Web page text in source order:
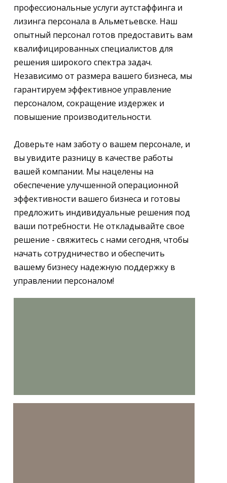
профессиональные услуги аутстаффинга и
лизинга персонала в Альметьевске. Наш
опытный персонал готов предоставить вам
квалифицированных специалистов для
решения широкого спектра задач.
Независимо от размера вашего бизнеса, мы
гарантируем эффективное управление
персоналом, сокращение издержек и
повышение производительности.
Доверьте нам заботу о вашем персонале, и
вы увидите разницу в качестве работы
вашей компании. Мы нацелены на
обеспечение улучшенной операционной
эффективности вашего бизнеса и готовы
предложить индивидуальные решения под
ваши потребности. Не откладывайте свое
решение - свяжитесь с нами сегодня, чтобы
начать сотрудничество и обеспечить
вашему бизнесу надежную поддержку в
управлении персоналом!